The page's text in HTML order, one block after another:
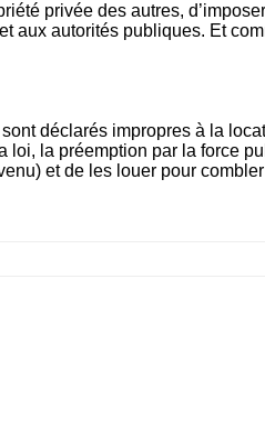
privée des autres,
aux autorités publiques. Et
déclarés impropres à la
la préemption par la force
et de les louer pour